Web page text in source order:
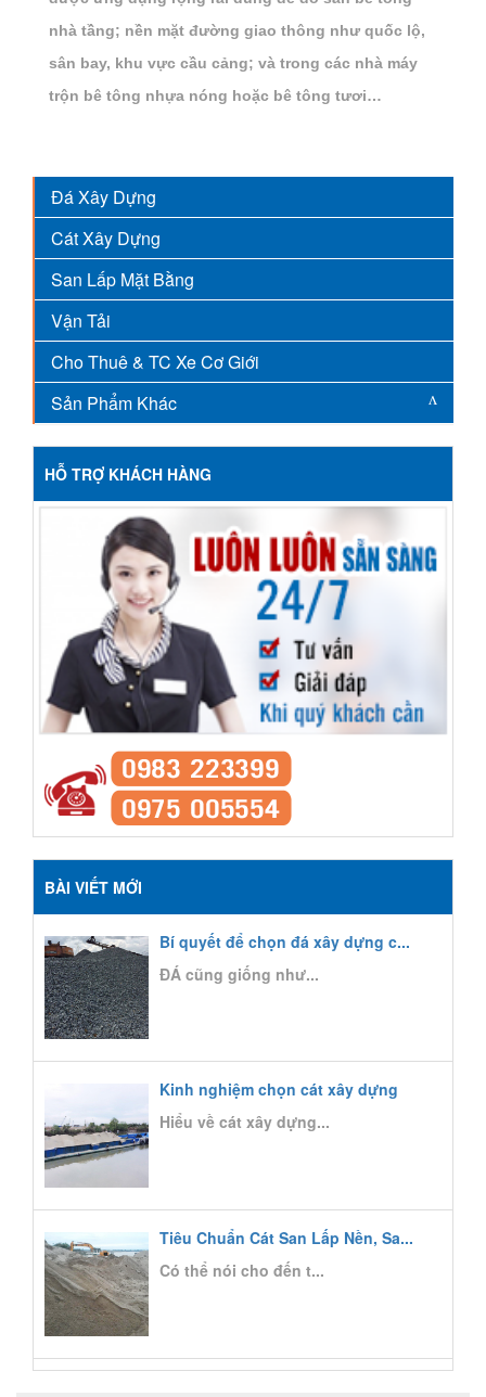
nhà tầng; nền mặt đường giao thông như quốc lộ,
sân bay, khu vực cầu cảng; và trong các nhà máy
trộn bê tông nhựa nóng hoặc bê tông tươi…
Đá Xây Dựng
Cát Xây Dựng
San Lấp Mặt Bằng
Vận Tải
Cho Thuê & TC Xe Cơ Giới
Sản Phẩm Khác
HỖ TRỢ KHÁCH HÀNG
BÀI VIẾT MỚI
Bí quyết để chọn đá xây dựng c...
ĐÁ cũng giống như...
Kinh nghiệm chọn cát xây dựng
Hiểu về cát xây dựng...
Tiêu Chuẩn Cát San Lấp Nền, Sa...
Có thể nói cho đến t...